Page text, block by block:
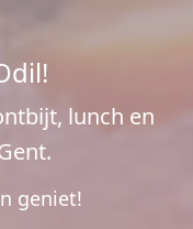
lunch en
geniet!